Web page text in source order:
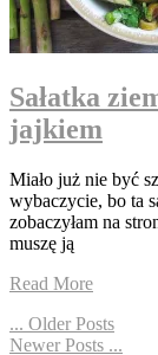
Sałatka
jajkiem
Miało już nie być
wybaczycie, bo ta
zobaczyłam na
muszę ją
Read More
... Older Posts
Newer Posts ...